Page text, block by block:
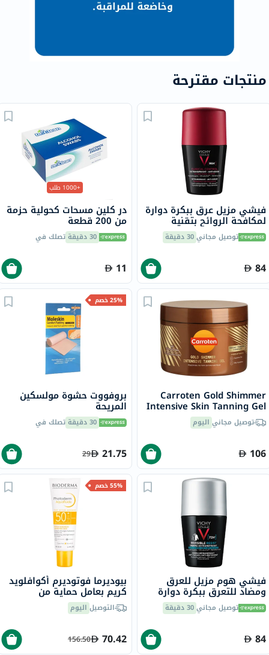
منتجات مقترحة
فيشي مزيل عرق ببكرة دوارة
لمكافحة الروائح بتقنية
التحكم السريري لمدة 96 توصيل مجاني30 دقيقة
84
+1000 طلب
در كلين مسحات كحولية حزمة
من 200 قطعة
30 دقيقة تصلك في
11
Carroten Gold Shimmer
Intensive Skin Tanning Gel
150mlتوصيل مجاني اليوم
106
25% خصم
بروفووت حشوة مولسكين
المريحة
30 دقيقة تصلك في
21.75
29
فيشي هوم مزيل للعرق
ومضاد للتعرق ببكرة دوارة
مضاد للبقع والتهيج للرجال،
50 مل توصيل مجاني30 دقيقة
84
55% خصم
بيوديرما فوتوديرم أكوافلويد
كريم بعامل حماية من
الشمس SPF50+ غير مرئي
للبشرة الحساسة 40 مل
التوصيل اليوم
70.42
156.50